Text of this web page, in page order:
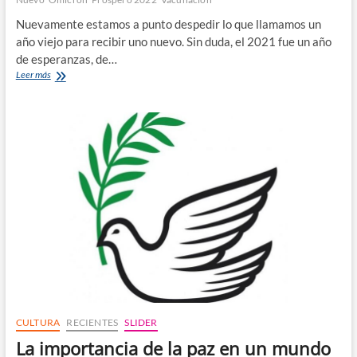
Nuevamente estamos a punto despedir lo que llamamos un
año viejo para recibir uno nuevo. Sin duda, el 2021 fue un año
de esperanzas, de…
Leer másAdiós
CULTURA RECIENTES SLIDER
La importancia de la paz en un mundo